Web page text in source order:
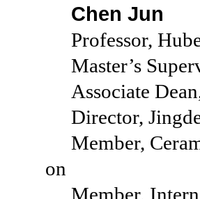
Chen Jun
Professor,
Master’s
Associate
Director,
Member,
on
Member,